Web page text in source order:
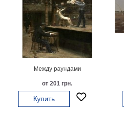
Между раундами
от 201 грн.
Купить